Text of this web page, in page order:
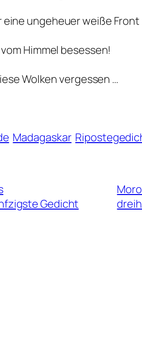
eine ungeheuer weiße Front
Himmel besessen!
Wolken vergessen …
Madagaskar
Gedicht